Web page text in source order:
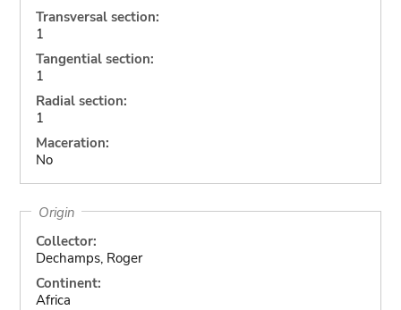
Transversal section:
1
Tangential section:
1
Radial section:
1
Maceration:
No
Origin
Collector:
Dechamps, Roger
Continent:
Africa